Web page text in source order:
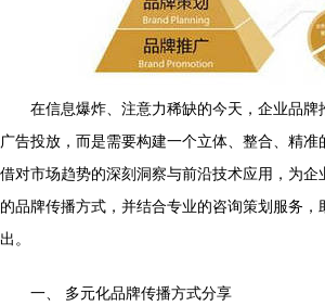
在信息爆炸、注意力稀缺的今天，企业品牌
广告投放，而是需要构建一个立体、整合、精
借对市场趋势的深刻洞察与前沿技术应用，为企
的品牌传播方式，并结合专业的咨询策划服务
出。
一、 多元化品牌传播方式分享